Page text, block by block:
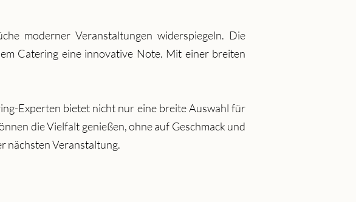
moderner Veranstaltungen widerspiegeln. Die
Catering eine innovative Note. Mit einer breiten
Experten bietet nicht nur eine breite Auswahl für
die Vielfalt genießen, ohne auf Geschmack und
nächsten Veranstaltung.